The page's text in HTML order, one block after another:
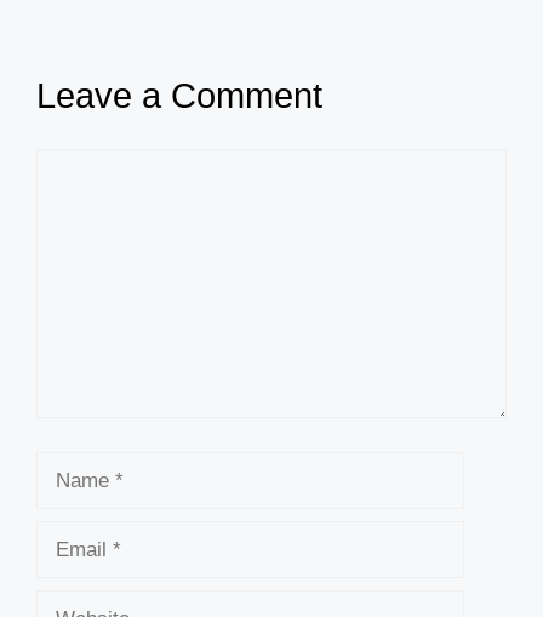
Leave a Comment